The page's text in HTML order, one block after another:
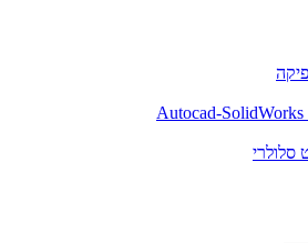
סלולרי